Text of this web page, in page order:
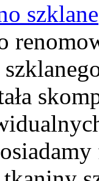
szklane